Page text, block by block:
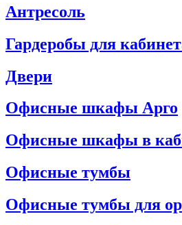
Антресоль
Гардеробы для
Двери
Офисные шкафы Арго
Офисные шкафы в
Офисные тумбы
Офисные тумбы для